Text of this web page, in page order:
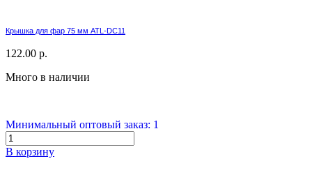
Крышка для фар 75 мм ATL-DC11
122.00 р.
Много в наличии
Минимальный оптовый заказ: 1
В корзину